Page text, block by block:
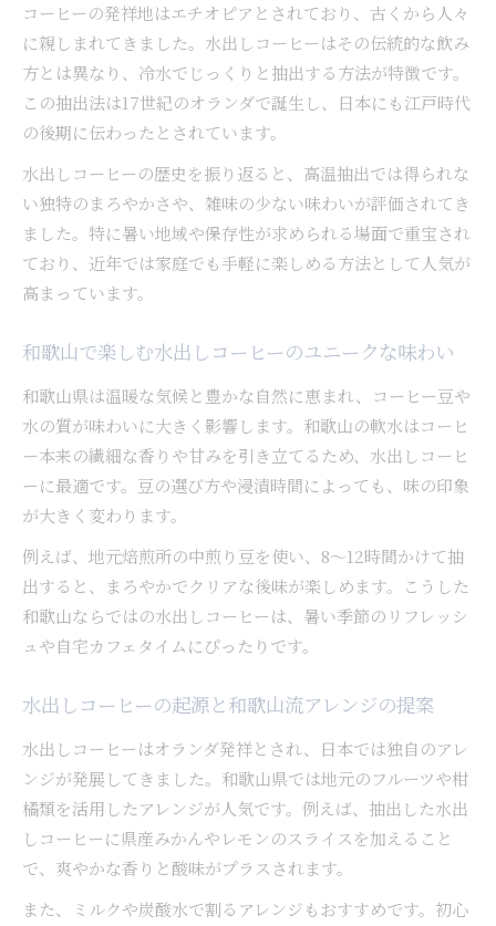
コーヒーの発祥地はエチオピアとされており、古くから人々
に親しまれてきました。水出しコーヒーはその伝統的な飲み
方とは異なり、冷水でじっくりと抽出する方法が特徴です。
この抽出法は17世紀のオランダで誕生し、日本にも江戸時代
の後期に伝わったとされています。
水出しコーヒーの歴史を振り返ると、高温抽出では得られな
い独特のまろやかさや、雑味の少ない味わいが評価されてき
ました。特に暑い地域や保存性が求められる場面で重宝され
ており、近年では家庭でも手軽に楽しめる方法として人気が
高まっています。
和歌山で楽しむ水出しコーヒーのユニークな味わい
和歌山県は温暖な気候と豊かな自然に恵まれ、コーヒー豆や
水の質が味わいに大きく影響します。和歌山の軟水はコーヒ
ー本来の繊細な香りや甘みを引き立てるため、水出しコーヒ
ーに最適です。豆の選び方や浸漬時間によっても、味の印象
が大きく変わります。
例えば、地元焙煎所の中煎り豆を使い、8〜12時間かけて抽
出すると、まろやかでクリアな後味が楽しめます。こうした
和歌山ならではの水出しコーヒーは、暑い季節のリフレッシ
ュや自宅カフェタイムにぴったりです。
水出しコーヒーの起源と和歌山流アレンジの提案
水出しコーヒーはオランダ発祥とされ、日本では独自のアレ
ンジが発展してきました。和歌山県では地元のフルーツや柑
橘類を活用したアレンジが人気です。例えば、抽出した水出
しコーヒーに県産みかんやレモンのスライスを加えること
で、爽やかな香りと酸味がプラスされます。
また、ミルクや炭酸水で割るアレンジもおすすめです。初心